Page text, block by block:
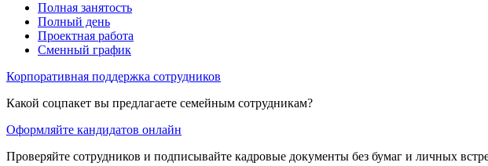
Полная занятость
Полный день
Проектная работа
Сменный график
Корпоративная поддержка сотрудников
Какой соцпакет вы предлагаете семейным сотрудникам?
Оформляйте кандидатов онлайн
Проверяйте сотрудников и подписывайте кадровые документы без бумаг и личных